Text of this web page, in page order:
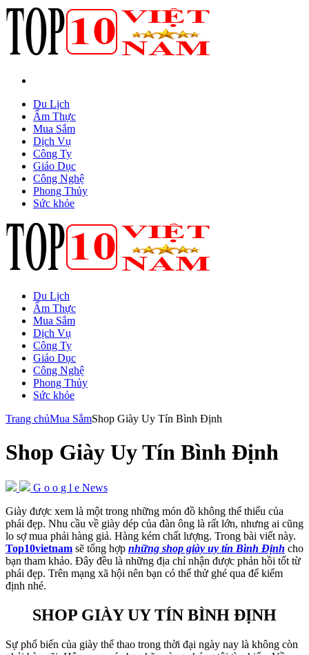
Du Lịch
Ẩm Thực
Mua Sắm
Dịch Vụ
Công Ty
Giáo Dục
Công Nghệ
Phong Thủy
Sức khỏe
Du Lịch
Ẩm Thực
Mua Sắm
Dịch Vụ
Công Ty
Giáo Dục
Công Nghệ
Phong Thủy
Sức khỏe
Trang chủMua SắmShop Giày Uy Tín Bình Định
Shop Giày Uy Tín Bình Định
G o o g l e News
Giày được xem là một trong những món đồ không thể thiếu của
phái đẹp. Nhu cầu về giày dép của đàn ông là rất lớn, nhưng ai cũng
lo sợ mua phải hàng giả. Hàng kém chất lượng. Trong bài viết này.
Top10vietnam sẽ tổng hợp những shop giày uy tín Bình Định cho
bạn tham khảo. Đây đều là những địa chỉ nhận được phản hồi tốt từ
phái đẹp. Trên mạng xã hội nên bạn có thể thử ghé qua để kiểm
định nhé.
SHOP GIÀY UY TÍN BÌNH ĐỊNH
Sự phổ biến của giày thể thao trong thời đại ngày nay là không còn